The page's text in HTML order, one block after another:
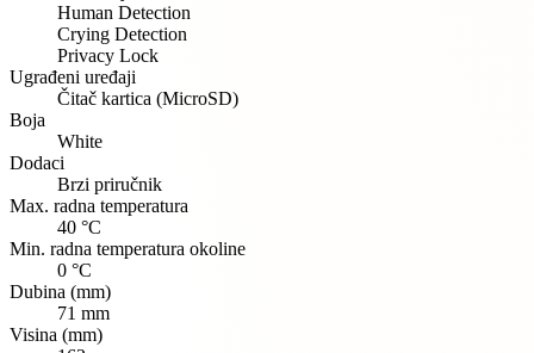
Human Detection
Crying Detection
Privacy Lock
Ugrađeni uređaji
Čitač kartica (MicroSD)
Boja
White
Dodaci
Brzi priručnik
Max. radna temperatura
40 °C
Min. radna temperatura okoline
0 °C
Dubina (mm)
71 mm
Visina (mm)